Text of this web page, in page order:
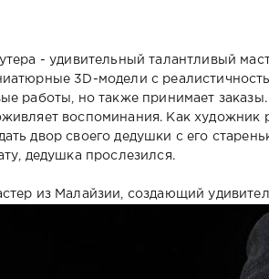
- удивительный талантливый
3D-модели с
работы, но также принимает
воспоминания. Как художник
двор своего дедушки с его
дедушка прослезился.
из Малайзии, создающий